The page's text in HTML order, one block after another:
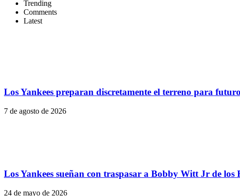
Trending
Comments
Latest
Los Yankees preparan discretamente el terreno para
7 de agosto de 2026
Los Yankees sueñan con traspasar a Bobby Witt Jr de los
24 de mayo de 2026